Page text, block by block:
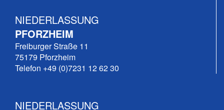
NIEDERLASSUNG
PFORZHEIM
Freiburger Straße 11
75179 Pforzheim
Telefon +49 (0)7231 12 62 30
NIEDERLASSUNG